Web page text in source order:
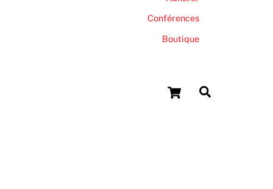
Cart
Conférences
Boutique